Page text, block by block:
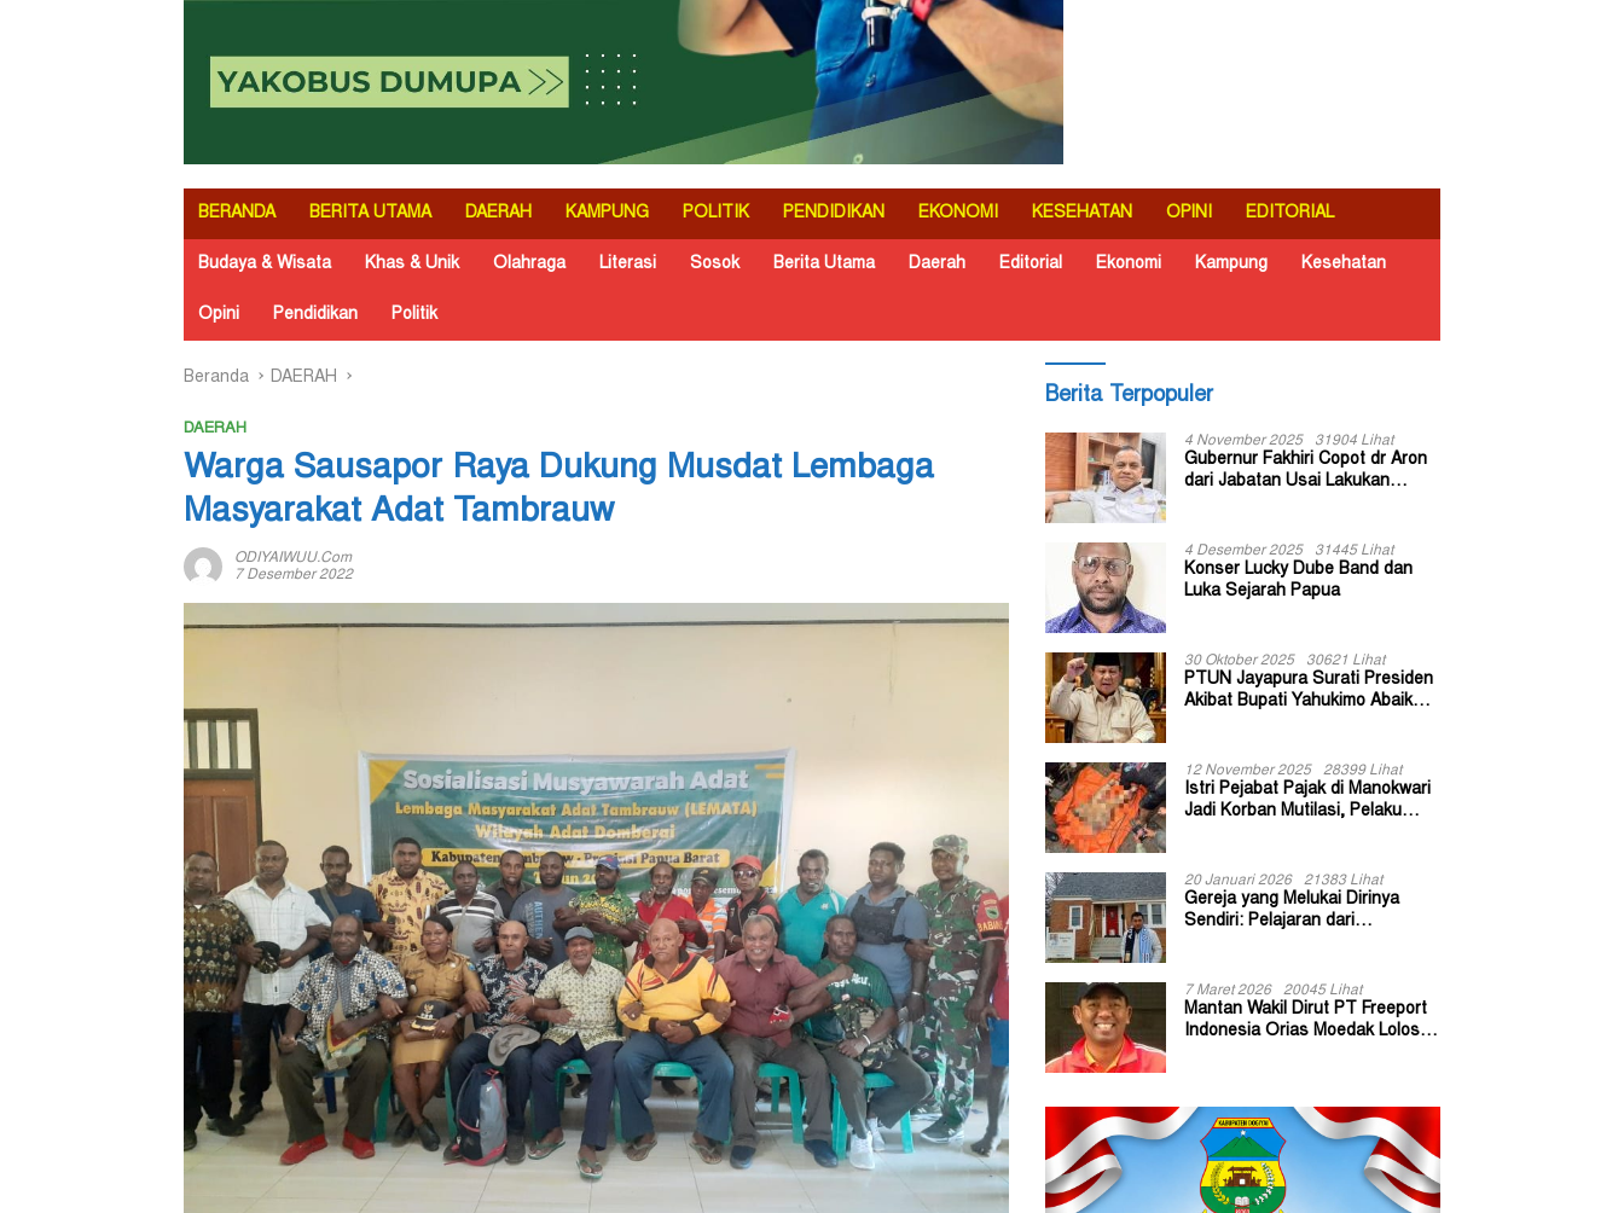
BERANDA BERITA UTAMA DAERAH KAMPUNG POLITIK PENDIDIKAN EKONOMI KESEHATAN OPINI EDITORIAL
Budaya & Wisata Khas & Unik Olahraga Literasi Sosok Berita Utama Daerah Editorial Ekonomi Kampung Kesehatan
Opini Pendidikan Politik
Beranda DAERAH
DAERAH
Warga Sausapor Raya Dukung Musdat Lembaga
Masyarakat Adat Tambrauw
ODIYAIWUU.com
7 Desember 2022
Berita Terpopuler
4 November 2025 31904 Lihat
Gubernur Fakhiri Copot dr Aron
dari Jabatan Usai Lakukan
4 Desember 2025 31445 Lihat
Konser Lucky Dube Band dan
Luka Sejarah Papua
30 Oktober 2025 30621 Lihat
PTUN Jayapura Surati Presiden
Akibat Bupati Yahukimo Abaikan
12 November 2025 28399 Lihat
Istri Pejabat Pajak di Manokwari
Jadi Korban Mutilasi, Pelaku
20 Januari 2026 21383 Lihat
Gereja yang Melukai Dirinya
Sendiri: Pelajaran dari
7 Maret 2026 20045 Lihat
Mantan Wakil Dirut PT Freeport
Indonesia Orias Moedak Lolos